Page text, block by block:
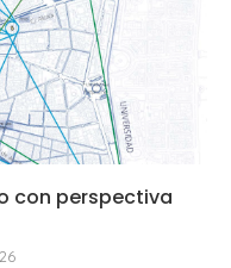
con perspectiva